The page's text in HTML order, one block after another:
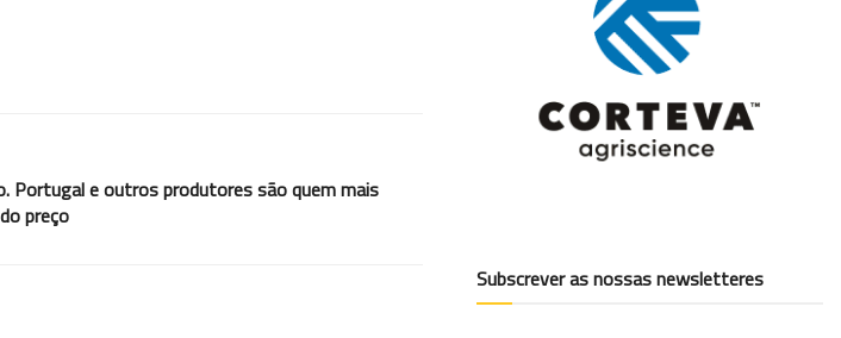
Portugal e outros produtores são quem mais
preço
Subscrever as nossas newsletteres